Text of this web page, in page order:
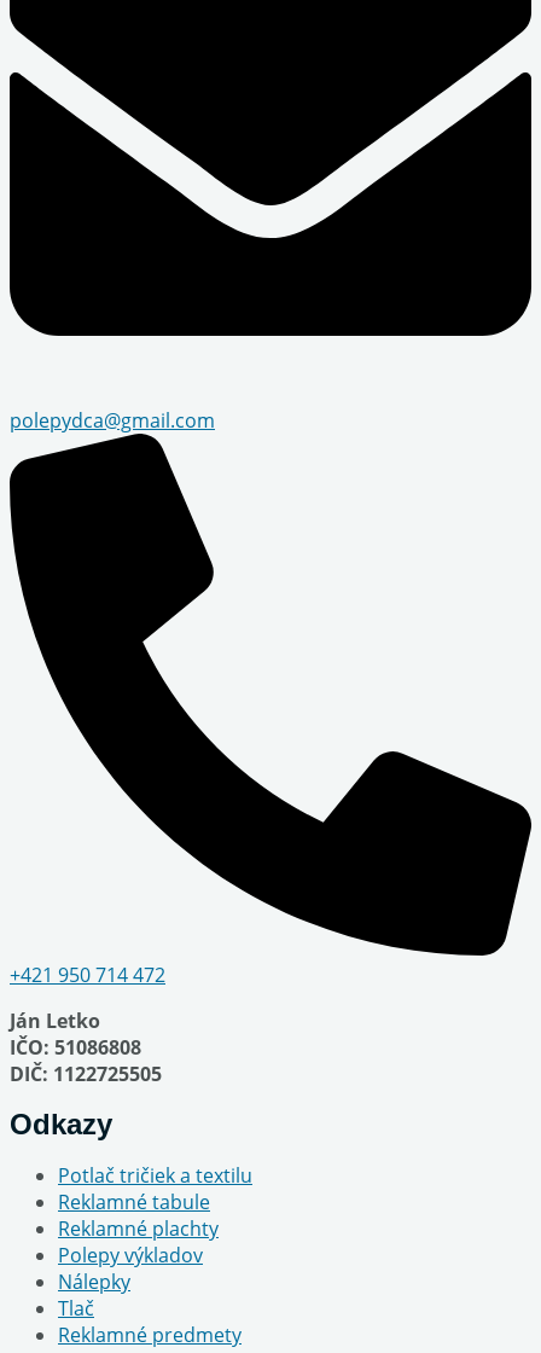
polepydca@gmail.com
+421 950 714 472
Ján Letko
IČO: 51086808
DIČ: 1122725505
Odkazy
Potlač tričiek a textilu
Reklamné tabule
Reklamné plachty
Polepy výkladov
Nálepky
Tlač
Reklamné predmety